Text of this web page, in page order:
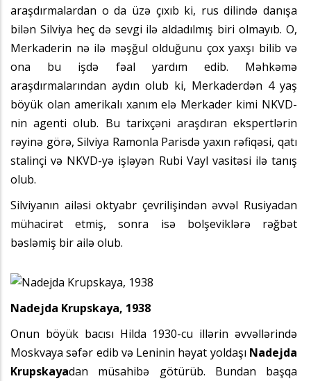
araşdırmalardan o da üzə çıxıb ki, rus dilində danışa
bilən Silviya heç də sevgi ilə aldadılmış biri olmayıb. O,
Merkaderin nə ilə məşğul olduğunu çox yaxşı bilib və
ona bu işdə fəal yardım edib. Məhkəmə
araşdırmalarından aydın olub ki, Merkaderdən 4 yaş
böyük olan amerikalı xanım elə Merkader kimi NKVD-
nin agenti olub. Bu tarixçəni araşdıran ekspertlərin
rəyinə görə, Silviya Ramonla Parisdə yaxın rəfiqəsi, qatı
stalinçi və NKVD-yə işləyən Rubi Vayl vasitəsi ilə tanış
olub.
Silviyanın ailəsi oktyabr çevrilişindən əvvəl Rusiyadan
mühacirət etmiş, sonra isə bolşeviklərə rəğbət
bəsləmiş bir ailə olub.
Nadejda Krupskaya, 1938
Onun böyük bacısı Hilda 1930-cu illərin əvvəllərində
Moskvaya səfər edib və Leninin həyat yoldaşı Nadejda
Krupskayadan müsahibə götürüb. Bundan başqa